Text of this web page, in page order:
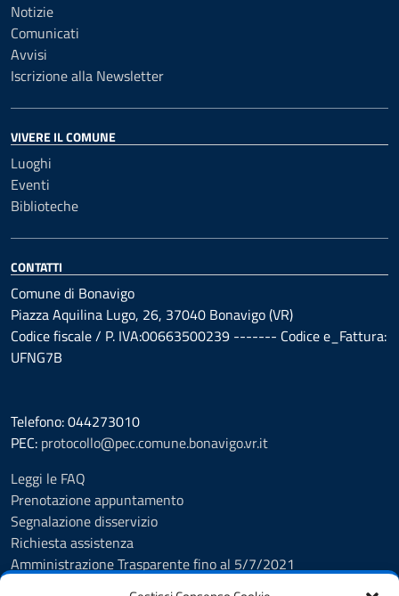
Notizie
Comunicati
Avvisi
Iscrizione alla Newsletter
VIVERE IL COMUNE
Luoghi
Eventi
Biblioteche
CONTATTI
Comune di Bonavigo
Piazza Aquilina Lugo, 26, 37040 Bonavigo (VR)
Codice fiscale / P. IVA:00663500239 ------- Codice e_Fattura:
UFNG7B
Telefono: 044273010
PEC: protocollo@pec.comune.bonavigo.vr.it
Leggi le FAQ
Prenotazione appuntamento
Segnalazione disservizio
Richiesta assistenza
Amministrazione Trasparente fino al 5/7/2021